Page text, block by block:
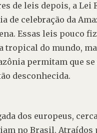
de leis depois, a Lei
de celebração da
Essas leis pouco
tropical do mundo,
permitam que
desconhecida.
dos europeus,
no Brasil. Atraídos